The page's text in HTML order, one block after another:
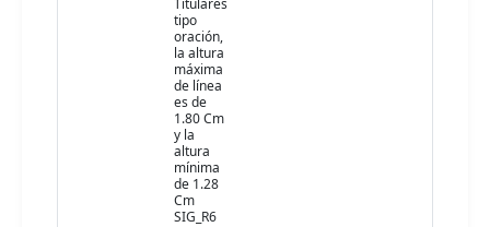
Titulares
tipo
oración,
la altura
máxima
de línea
es de
1.80 Cm
y la
altura
mínima
de 1.28
Cm
SIG_R6